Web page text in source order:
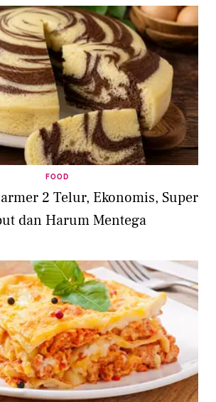
FOOD
2 Telur, Ekonomis, Super
dan Harum Mentega